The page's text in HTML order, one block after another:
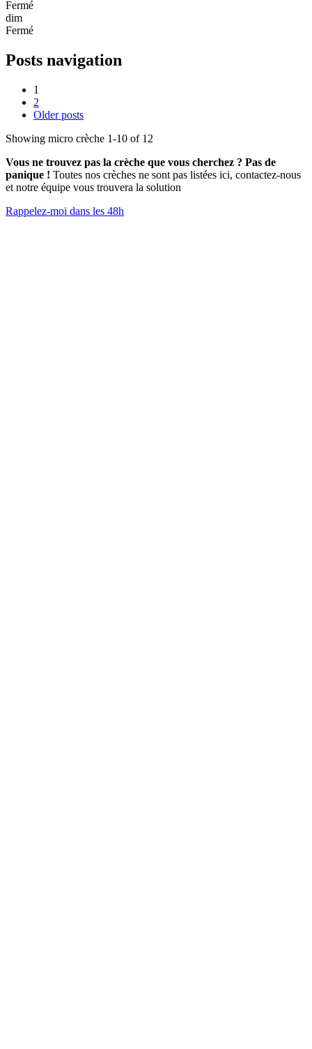
Fermé
dim
Fermé
Posts navigation
1
2
Older posts
Showing micro crèche 1-10 of 12
Vous ne trouvez pas la crèche que vous cherchez ? Pas de
panique ! Toutes nos crèches ne sont pas listées ici, contactez-nous
et notre équipe vous trouvera la solution
Rappelez-moi dans les 48h